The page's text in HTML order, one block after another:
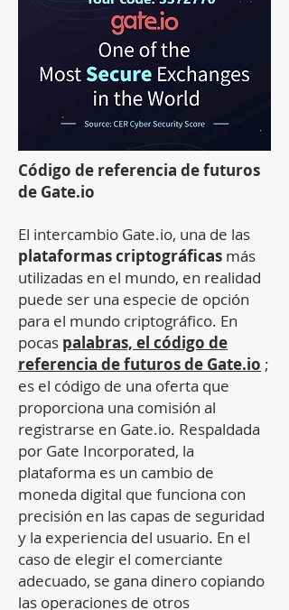
Código de referencia de futuros
de Gate.io
El intercambio Gate.io, una de las
plataformas criptográficas más
utilizadas en el mundo, en realidad
puede ser una especie de opción
para el mundo criptográfico. En
pocas palabras, el código de
referencia de futuros de Gate.io ;
es el código de una oferta que
proporciona una comisión al
registrarse en Gate.io. Respaldada
por Gate Incorporated, la
plataforma es un cambio de
moneda digital que funciona con
precisión en las capas de seguridad
y la experiencia del usuario. En el
caso de elegir el comerciante
adecuado, se gana dinero copiando
las operaciones de otros